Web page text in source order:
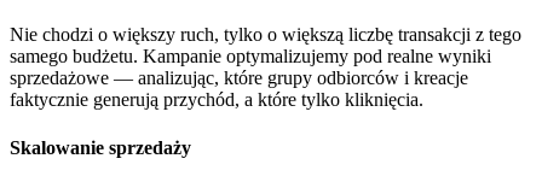
Nie chodzi o większy ruch, tylko o większą liczbę transakcji z tego
samego budżetu. Kampanie optymalizujemy pod realne wyniki
sprzedażowe — analizując, które grupy odbiorców i kreacje
faktycznie generują przychód, a które tylko kliknięcia.
Skalowanie sprzedaży